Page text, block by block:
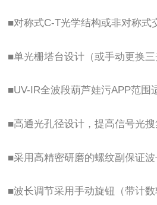
■对称式C-T光学结构或非对称式
■单光栅塔台设计（或手动更换三
■UV-IR全波段葫芦娃污APP范围
■高通光孔径设计，提高信号光
■采用高精密研磨的螺纹副保证
■波长调节采用手动旋钮（带计数